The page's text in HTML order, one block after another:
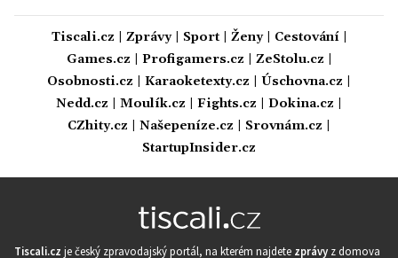
Tiscali.cz Zprávy| Sport| Ženy| Cestování|
Games.cz
Profigamers.cz ZeStolu.cz
Osobnosti.cz
Karaoketexty.cz Úschovna.cz
Nedd.cz
Moulík.cz Fights.cz Dokina.cz
CZhity.cz
Našepeníze.cz Srovnám.cz
StartupInsider.cz
Tiscali.cz je český zpravodajský portál, na kterém najdete zprávy z domova